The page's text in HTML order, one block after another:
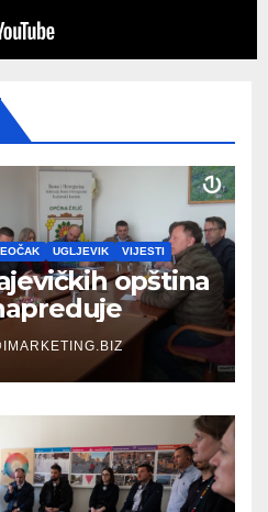
UGLJEVIK VIJESTI
opština